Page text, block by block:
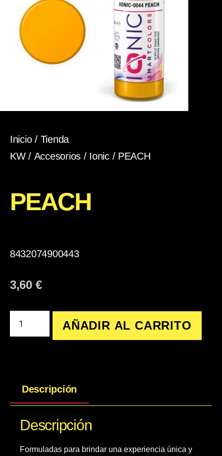
Inicio/ Tienda
KW/ Accesorios/ Ionic/ PEACH
PEACH
8432074900443
3,60 €
AÑADIR AL CARRITO
Descripción
Descripción
Formuladas para brindar una experiencia única y